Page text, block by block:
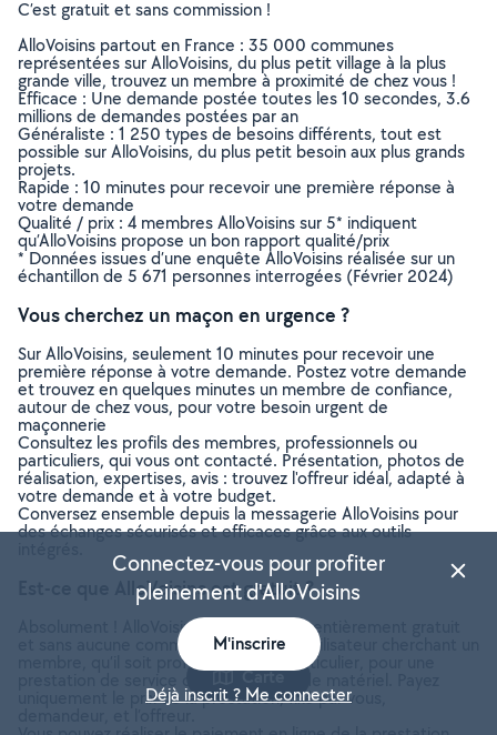
C’est gratuit et sans commission !
AlloVoisins partout en France : 35 000 communes
représentées sur AlloVoisins, du plus petit village à la plus
grande ville, trouvez un membre à proximité de chez vous !
Efficace : Une demande postée toutes les 10 secondes, 3.6
millions de demandes postées par an
Généraliste : 1 250 types de besoins différents, tout est
possible sur AlloVoisins, du plus petit besoin aux plus grands
projets.
Rapide : 10 minutes pour recevoir une première réponse à
votre demande
Qualité / prix : 4 membres AlloVoisins sur 5* indiquent
qu’AlloVoisins propose un bon rapport qualité/prix
* Données issues d’une enquête AlloVoisins réalisée sur un
échantillon de 5 671 personnes interrogées (Février 2024)
Vous cherchez un maçon en urgence ?
Sur AlloVoisins, seulement 10 minutes pour recevoir une
première réponse à votre demande. Postez votre demande
et trouvez en quelques minutes un membre de confiance,
autour de chez vous, pour votre besoin urgent de
maçonnerie
Consultez les profils des membres, professionnels ou
particuliers, qui vous ont contacté. Présentation, photos de
réalisation, expertises, avis : trouvez l'offreur idéal, adapté à
votre demande et à votre budget.
Conversez ensemble depuis la messagerie AlloVoisins pour
des échanges sécurisés et efficaces grâce aux outils
Est-ce que AlloVoisins est gratuit ?
Absolument ! AlloVoisins est un service entièrement gratuit
et sans aucune commission pour tout utilisateur cherchant un
membre, qu’il soit professionnel ou particulier, pour une
uniquement le prix de la prestation, fixé par vous,
Carte
Connectez-vous pour profiter
pleinement d'AlloVoisins
M'inscrire
Déjà inscrit ? Me connecter